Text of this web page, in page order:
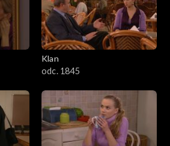
Klan
odc. 1845